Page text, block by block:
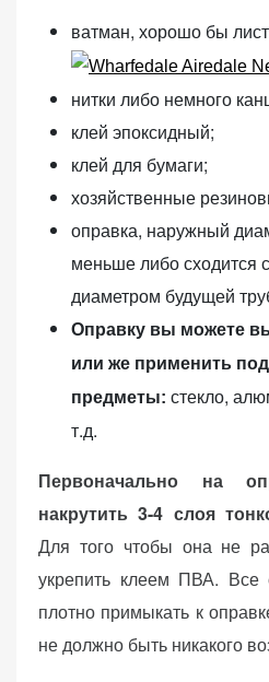
ватман, хорошо бы
нитки либо немного
клей эпоксидный;
клей для бумаги;
хозяйственные
оправка, наружный
меньше либо сходится
диаметром будущей
Оправку вы можете
или же применить
предметы: стекло,
т.д.
Первоначально на
накрутить 3-4 слоя
Для того чтобы она не
укрепить клеем ПВА. Все
плотно примыкать к
не должно быть никакого
персональных
данных.
Маркетинговые
(реклама)
Яндекс.Директ:
реклама на основе
ваших интересов.
Рассказывая о своих
поведении при
посещении нашего
сайта, вы повышаете
просмотра
контента и
предложений.